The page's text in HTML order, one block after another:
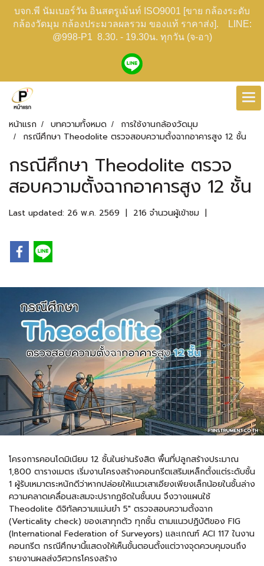
บจก.พี นัมเบอร์วัน อินสตรูเม้นท์ ISO9001 [ขาย กล้องระดับ
กล้องวัดมุม กล้องประมวลผลรวม ของแท้ ราคาส่ง]. LINE:
@998-P1 8.30. - 19.30น. ทุกวัน (จ-อา)
หน้าแรก บทความทั้งหมด
การใช้งานกล้องวัดมุม
กรณีศึกษา Theodolite ตรวจสอบความตั้งฉากอาคารสูง 12 ชั้น
กรณีศึกษา Theodolite ตรวจ
สอบความตั้งฉากอาคารสูง 12 ชั้น
Last updated: 26 พ.ค. 2569 | 216 จำนวนผู้เข้าชม |
โครงการคอนโดมิเนียม 12 ชั้นในย่านรังสิต พื้นที่ปลูกสร้างประมาณ
1,800 ตารางเมตร เริ่มงานโครงสร้างคอนกรีตเสริมเหล็กตั้งแต่ระดับชั้น
1 ผู้รับเหมาตระหนักดีว่าหากปล่อยให้แนวเสาเอียงเพียงเล็กน้อยในชั้นล่าง
ความคลาดเคลื่อนสะสมจะปรากฏชัดในชั้นบน จึงวางแผนใช้
Theodolite ดิจิทัลความแม่นยำ 5″ ตรวจสอบความตั้งฉาก
(Verticality check) ของเสาทุกตัว ทุกชั้น ตามแนวปฏิบัติของ FIG
(International Federation of Surveyors) และเกณฑ์ ACI 117 ในงาน
คอนกรีต กรณีศึกษานี้แสดงให้เห็นขั้นตอนตั้งแต่วางจุดควบคุมจนถึง
รายงานผลส่งวิศวกรโครงสร้าง